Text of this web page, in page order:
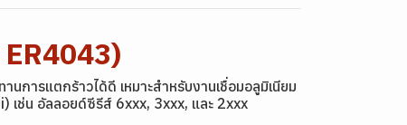
การแตกร้าวได้ดี เหมาะสำหรับงานเชื่อมอลูมิเนียม
เช่น อัลลอยด์ซีรีส์ 6xxx, 3xxx, และ 2xxx